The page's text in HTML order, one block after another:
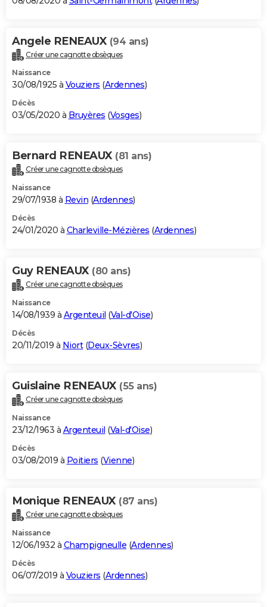
Angele RENEAUX (94 ans)
Créer une cagnotte obsèques
Naissance
30/08/1925 à Vouziers (Ardennes)
Décès
03/05/2020 à Bruyères (Vosges)
Bernard RENEAUX (81 ans)
Créer une cagnotte obsèques
Naissance
29/07/1938 à Revin (Ardennes)
Décès
24/01/2020 à Charleville-Mézières (Ardennes)
Guy RENEAUX (80 ans)
Créer une cagnotte obsèques
Naissance
14/08/1939 à Argenteuil (Val-d'Oise)
Décès
20/11/2019 à Niort(Deux-Sèvres)
Guislaine RENEAUX (55 ans)
Créer une cagnotte obsèques
Naissance
23/12/1963 à Argenteuil (Val-d'Oise)
Décès
03/08/2019 à Poitiers (Vienne)
Monique RENEAUX (87 ans)
Créer une cagnotte obsèques
Naissance
12/06/1932 à Champigneulle (Ardennes)
Décès
06/07/2019 à Vouziers (Ardennes)